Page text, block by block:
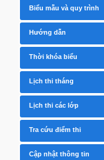
Biểu mẫu và quy trình
Hướng dẫn
Thời khóa biểu
Lịch thi tháng
Lịch thi các lớp
Tra cứu điểm thi
Cập nhật thông tin